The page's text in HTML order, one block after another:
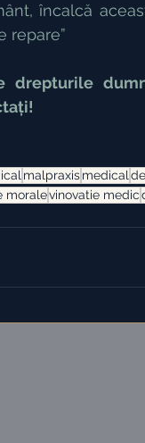
încalcă
repare”
malpraxismedical
moralevinovatie medic